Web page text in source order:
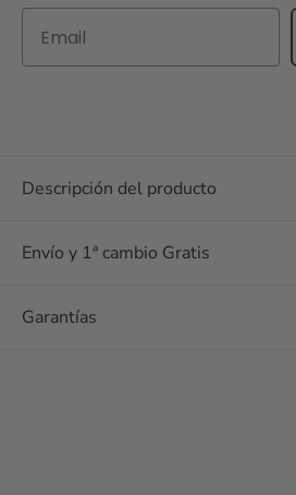
Descripción del producto
Envío y 1ª cambio Gratis
Garantías